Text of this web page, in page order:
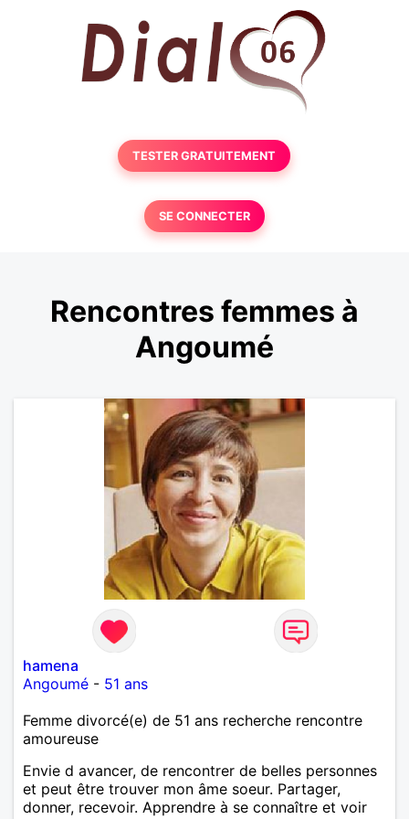
TESTER GRATUITEMENT
SE CONNECTER
Rencontres femmes à
Angoumé
hamena
Angoumé - 51 ans
Femme divorcé(e) de 51 ans recherche rencontre
amoureuse
Envie d avancer, de rencontrer de belles personnes
et peut être trouver mon âme soeur. Partager,
donner, recevoir. Apprendre à se connaître et voir